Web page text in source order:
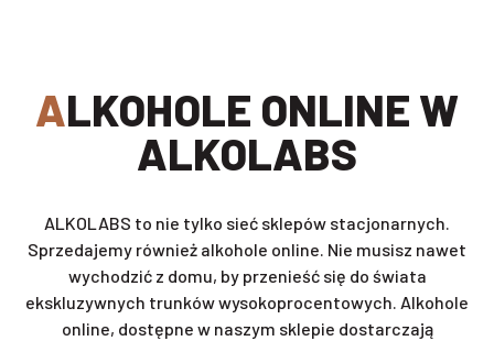
ALKOHOLE ONLINE W
ALKOLABS
ALKOLABS to nie tylko sieć sklepów stacjonarnych.
Sprzedajemy również alkohole online. Nie musisz nawet
wychodzić z domu, by przenieść się do świata
ekskluzywnych trunków wysokoprocentowych. Alkohole
online, dostępne w naszym sklepie dostarczają